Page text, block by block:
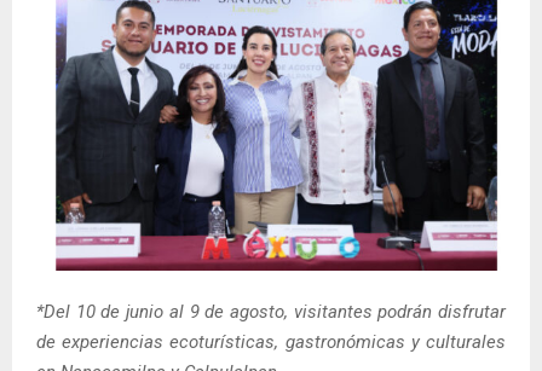
*Del 10 de junio al 9 de agosto, visitantes podrán disfrutar
de experiencias ecoturísticas, gastronómicas y culturales